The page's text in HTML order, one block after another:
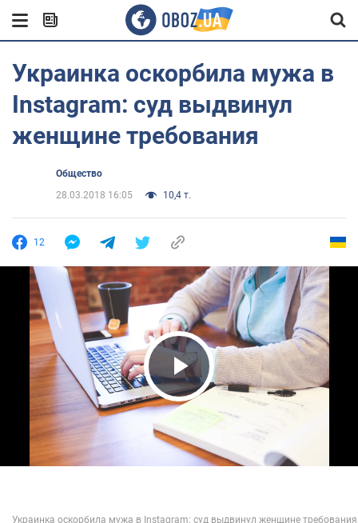
Украинка оскорбила мужа в
Instagram: суд выдвинул
женщине требования
Общество
28.03.2018 16:05
10,4 т.
12
Play Video